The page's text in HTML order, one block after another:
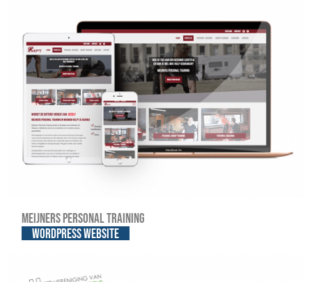
Meijners Personal Training
WordPress website